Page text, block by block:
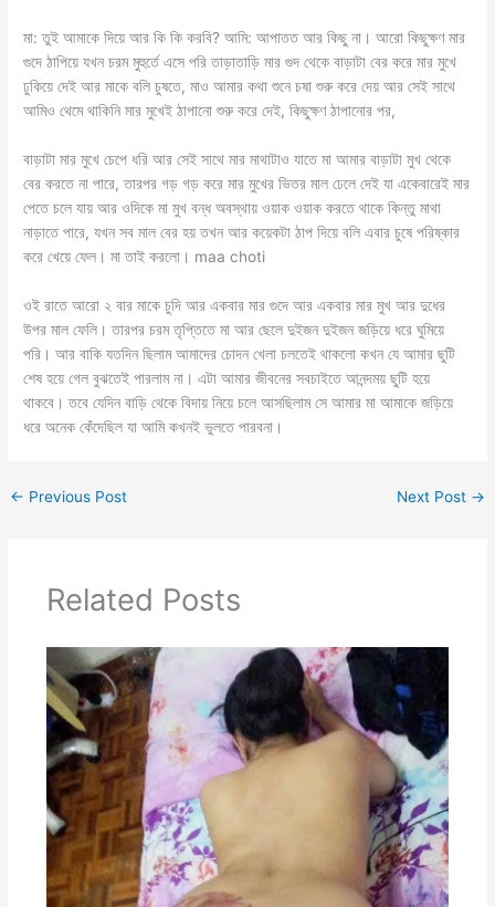
মা: তুই আমাকে দিয়ে আর কি কি করবি? আমি: আপাতত আর কিছু না। আরো কিছুক্ষণ মার
গুদে ঠাপিয়ে যখন চরম মুহুর্তে এসে পরি তাড়াতাড়ি মার গুদ থেকে বাড়াটা বের করে মার মুখে
ঢুকিয়ে দেই আর মাকে বলি চুষতে, মাও আমার কথা শুনে চষা শুরু করে দেয় আর সেই সাথে
আমিও থেমে থাকিনি মার মুখেই ঠাপানো শুরু করে দেই, কিছুক্ষণ ঠাপানোর পর,
বাড়াটা মার মুখে চেপে ধরি আর সেই সাথে মার মাথাটাও যাতে মা আমার বাড়াটা মুখ থেকে
বের করতে না পারে, তারপর গড় গড় করে মার মুখের ভিতর মাল ঢেলে দেই যা একেবারেই মার
পেতে চলে যায় আর ওদিকে মা মুখ বন্ধ অবস্থায় ওয়াক ওয়াক করতে থাকে কিন্তু মাথা
নাড়াতে পারে, যখন সব মাল বের হয় তখন আর কয়েকটা ঠাপ দিয়ে বলি এবার চুষে পরিষ্কার
করে খেয়ে ফেল। মা তাই করলো। maa choti
ওই রাতে আরো ২ বার মাকে চুদি আর একবার মার গুদে আর একবার মার মুখ আর দুধের
উপর মাল ফেলি। তারপর চরম তৃপ্তিতে মা আর ছেলে দুইজন দুইজন জড়িয়ে ধরে ঘুমিয়ে
পরি। আর বাকি যতদিন ছিলাম আমাদের চোদন খেলা চলতেই থাকলো কখন যে আমার ছুটি
শেষ হয়ে গেল বুঝতেই পারলাম না। এটা আমার জীবনের সবচাইতে আনন্দময় ছুটি হয়ে
থাকবে। তবে যেদিন বাড়ি থেকে বিদায় নিয়ে চলে আসছিলাম সে আমার মা আমাকে জড়িয়ে
ধরে অনেক কেঁদেছিল যা আমি কখনই ভুলতে পারবনা।
← Previous Post Next Post →
Related Posts